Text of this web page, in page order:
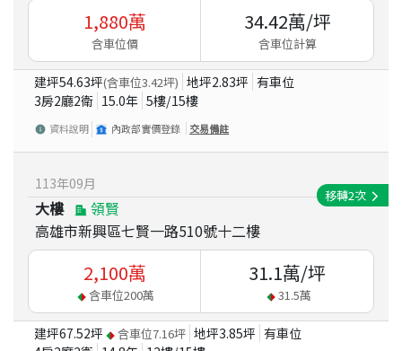
1,880萬
含車位價
34.42萬/坪
含車位計算
建坪54.63坪(含車位3.42坪) 地坪2.83坪 有車位
3房2廳2衛 15.0年 5樓/15樓
資料說明 內政部實價登錄 交易備註
113年09月
大樓
領賢
高雄市新興區七賢一路510號十二樓
移轉2次
2,100萬
含車位200萬
31.1萬/坪
31.5萬
建坪67.52坪 含車位7.16坪 地坪3.85坪 有車位